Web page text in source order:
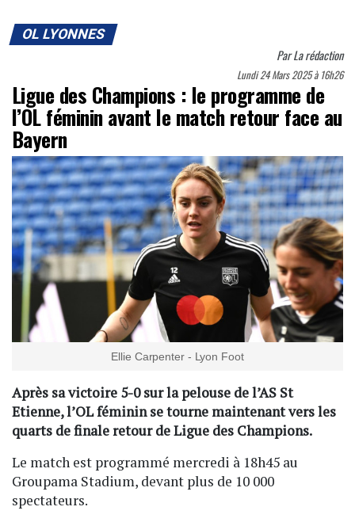
OL LYONNES
ParLa rédaction
Lundi 24 Mars 2025 à 16h26
Ligue des Champions : le programme de
l’OL féminin avant le match retour face au
Bayern
Ellie Carpenter - Lyon Foot
Après sa victoire 5-0 sur la pelouse de l’AS St
Etienne, l’OL féminin se tourne maintenant vers les
quarts de finale retour de Ligue des Champions.
Le match est programmé mercredi à 18h45 au
Groupama Stadium, devant plus de 10 000
spectateurs.